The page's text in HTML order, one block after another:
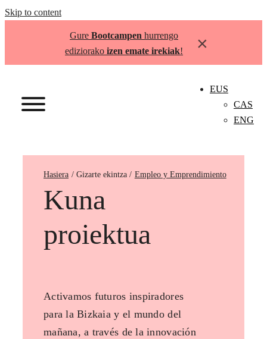
Skip to content
Gure Bootcampen hurrengo
ediziorako izen emate irekiak! ×
EUS
CAS
ENG
Hasiera Empleo y Emprendimiento
Kuna
proiektua
Activamos futuros inspiradores
para la Bizkaia y el mundo del
mañana, a través de la innovación